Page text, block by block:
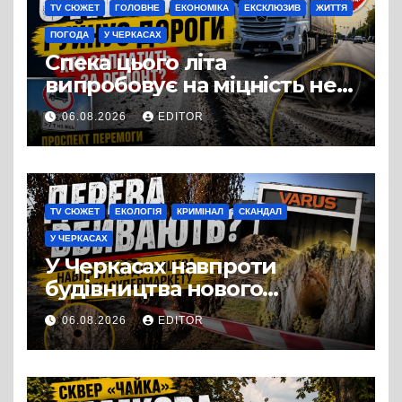
TV СЮЖЕТ ГОЛОВНЕ ЕКОНОМІКА ЕКСКЛЮЗИВ ЖИТТЯ
ПОГОДА У ЧЕРКАСАХ
Спека цього літа
випробовує на міцність не
лише людей, а й дороги
Черкас
06.08.2026 EDITOR
TV СЮЖЕТ ЕКОЛОГІЯ КРИМІНАЛ СКАНДАЛ
У ЧЕРКАСАХ
У Черкасах навпроти
будівництва нового
супермаркету VARUS на
проспекті Перемоги всохли
дерева. І це навряд чи
можна назвати
06.08.2026 EDITOR